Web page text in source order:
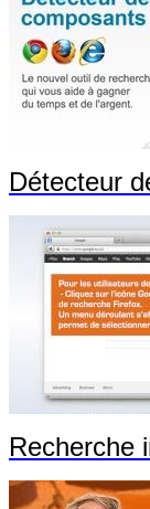
Détecteur
Recherche